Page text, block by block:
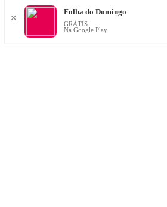
✕
Folha do Domingo
GRÁTIS
Na Google Play